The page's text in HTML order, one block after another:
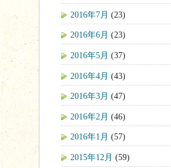
2016年7月 (23)
2016年6月 (23)
2016年5月 (37)
2016年4月 (43)
2016年3月 (47)
2016年2月 (46)
2016年1月 (57)
2015年12月 (59)